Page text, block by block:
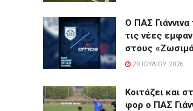
Ο ΠΑΣ
τις νέες
στους
29 ΙΟΥΛΊΟΥ 2026
Κοιτάζει και
φορ ο ΠΑΣ